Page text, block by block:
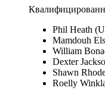
Phil Heath
Mamdouh
William
Dexter
Shawn
Roelly